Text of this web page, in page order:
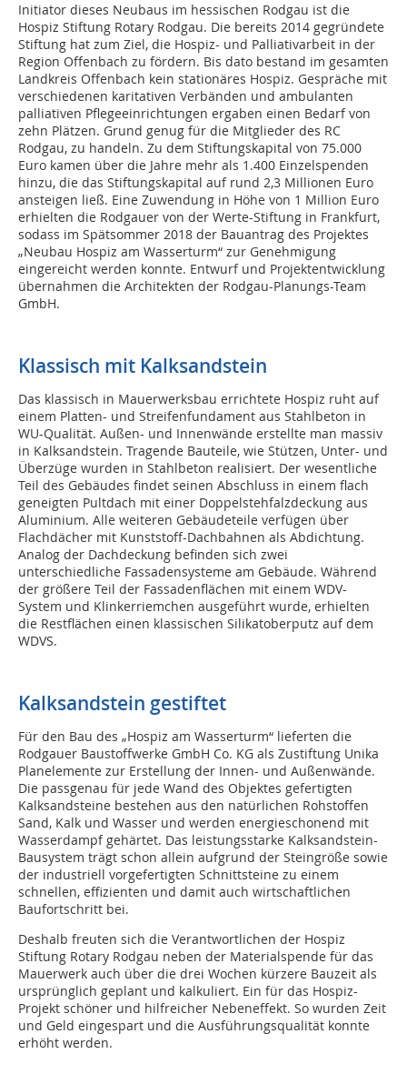
Initiator dieses Neubaus im hessischen Rodgau ist die
Hospiz Stiftung Rotary Rodgau. Die bereits 2014 gegründete
Stiftung hat zum Ziel, die Hospiz- und Palliativarbeit in der
Region Offenbach zu fördern. Bis dato bestand im gesamten
Landkreis Offenbach kein stationäres Hospiz. Gespräche mit
verschiedenen karitativen Verbänden und ambulanten
palliativen Pflegeeinrichtungen ergaben einen Bedarf von
zehn Plätzen. Grund genug für die Mitglieder des RC
Rodgau, zu handeln. Zu dem Stiftungskapital von 75.000
Euro kamen über die Jahre mehr als 1.400 Einzelspenden
hinzu, die das Stiftungskapital auf rund 2,3 Millionen Euro
ansteigen ließ. Eine Zuwendung in Höhe von 1 Million Euro
erhielten die Rodgauer von der Werte-Stiftung in Frankfurt,
sodass im Spätsommer 2018 der Bauantrag des Projektes
„Neubau Hospiz am Wasserturm“ zur Genehmigung
eingereicht werden konnte. Entwurf und Projektentwicklung
übernahmen die Architekten der Rodgau-Planungs-Team
GmbH.
Klassisch mit Kalksandstein
Das klassisch in Mauerwerksbau errichtete Hospiz ruht auf
einem Platten- und Streifenfundament aus Stahlbeton in
WU-Qualität. Außen- und Innenwände erstellte man massiv
in Kalksandstein. Tragende Bauteile, wie Stützen, Unter- und
Überzüge wurden in Stahlbeton realisiert. Der wesentliche
Teil des Gebäudes findet seinen Abschluss in einem flach
geneigten Pultdach mit einer Doppelstehfalzdeckung aus
Aluminium. Alle weiteren Gebäudeteile verfügen über
Flachdächer mit Kunststoff-Dachbahnen als Abdichtung.
Analog der Dachdeckung befinden sich zwei
unterschiedliche Fassadensysteme am Gebäude. Während
der größere Teil der Fassadenflächen mit einem WDV-
System und Klinkerriemchen ausgeführt wurde, erhielten
die Restflächen einen klassischen Silikatoberputz auf dem
WDVS.
Kalksandstein gestiftet
Für den Bau des „Hospiz am Wasserturm“ lieferten die
Rodgauer Baustoffwerke GmbH Co. KG als Zustiftung Unika
Planelemente zur Erstellung der Innen- und Außenwände.
Die passgenau für jede Wand des Objektes gefertigten
Kalksandsteine bestehen aus den natürlichen Rohstoffen
Sand, Kalk und Wasser und werden energieschonend mit
Wasserdampf gehärtet. Das leistungsstarke Kalksandstein-
Bausystem trägt schon allein aufgrund der Steingröße sowie
der industriell vorgefertigten Schnittsteine zu einem
schnellen, effizienten und damit auch wirtschaftlichen
Baufortschritt bei.
Deshalb freuten sich die Verantwortlichen der Hospiz
Stiftung Rotary Rodgau neben der Materialspende für das
Mauerwerk auch über die drei Wochen kürzere Bauzeit als
ursprünglich geplant und kalkuliert. Ein für das Hospiz-
Projekt schöner und hilfreicher Nebeneffekt. So wurden Zeit
und Geld eingespart und die Ausführungsqualität konnte
erhöht werden.